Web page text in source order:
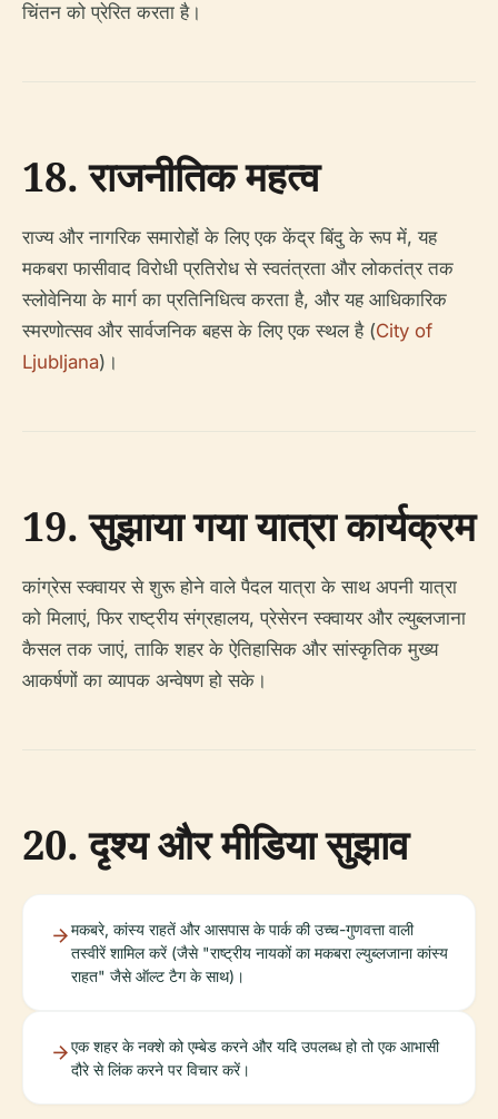
चिंतन को प्रेरित करता है।
18. राजनीतिक महत्व
राज्य और नागरिक समारोहों के लिए एक केंद्र बिंदु के रूप में, यह
मकबरा फासीवाद विरोधी प्रतिरोध से स्वतंत्रता और लोकतंत्र तक
स्लोवेनिया के मार्ग का प्रतिनिधित्व करता है, और यह आधिकारिक
स्मरणोत्सव और सार्वजनिक बहस के लिए एक स्थल है (City of
Ljubljana)।
19. सुझाया गया यात्रा कार्यक्रम
कांग्रेस स्क्वायर से शुरू होने वाले पैदल यात्रा के साथ अपनी यात्रा
को मिलाएं, फिर राष्ट्रीय संग्रहालय, प्रेसेरन स्क्वायर और ल्युब्लजाना
कैसल तक जाएं, ताकि शहर के ऐतिहासिक और सांस्कृतिक मुख्य
आकर्षणों का व्यापक अन्वेषण हो सके।
20. दृश्य और मीडिया सुझाव
मकबरे, कांस्य राहतें और आसपास के पार्क की उच्च-गुणवत्ता वाली
तस्वीरें शामिल करें (जैसे "राष्ट्रीय नायकों का मकबरा ल्युब्लजाना कांस्य
राहत" जैसे ऑल्ट टैग के साथ)।
एक शहर के नक्शे को एम्बेड करने और यदि उपलब्ध हो तो एक आभासी
दौरे से लिंक करने पर विचार करें।